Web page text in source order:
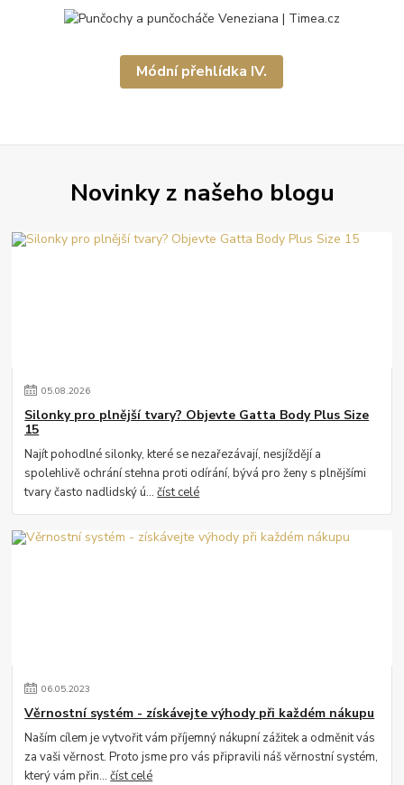
Módní přehlídka IV.
Novinky z našeho blogu
05.08.2026
Silonky pro plnější tvary? Objevte Gatta Body Plus Size
15
Najít pohodlné silonky, které se nezařezávají, nesjíždějí a
spolehlivě ochrání stehna proti odírání, bývá pro ženy s plnějšími
tvary často nadlidský ú...číst celé
06.05.2023
Věrnostní systém - získávejte výhody při každém nákupu
Naším cílem je vytvořit vám příjemný nákupní zážitek a odměnit vás
za vaši věrnost. Proto jsme pro vás připravili náš věrnostní systém,
který vám přin...číst celé